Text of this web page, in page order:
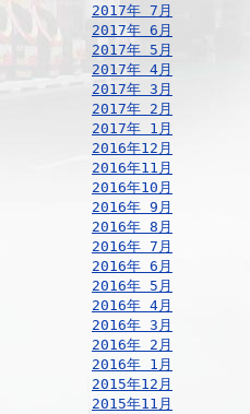
2017年 7月
2017年 6月
2017年 5月
2017年 4月
2017年 3月
2017年 2月
2017年 1月
2016年12月
2016年11月
2016年10月
2016年 9月
2016年 8月
2016年 7月
2016年 6月
2016年 5月
2016年 4月
2016年 3月
2016年 2月
2016年 1月
2015年12月
2015年11月